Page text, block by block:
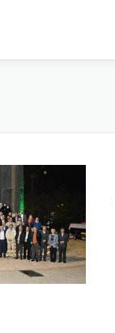
جستجو برای: